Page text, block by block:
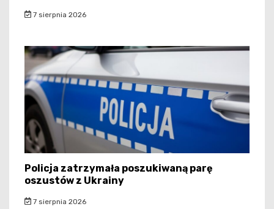
7 sierpnia 2026
Policja zatrzymała poszukiwaną parę
oszustów z Ukrainy
7 sierpnia 2026